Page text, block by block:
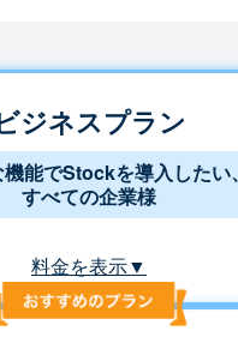
ジネスプラン
能でStockを導入したい、
すべての企業様
料金を表示▼